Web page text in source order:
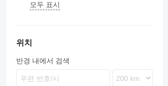
T-Way
TGM
Atego
K-series
T-series
G400
P-series
P400
P410
R450
R480
H3000
NX
T-series
A-series
FMX
N-series
706
모두 표시
위치
반경 내에서 검색